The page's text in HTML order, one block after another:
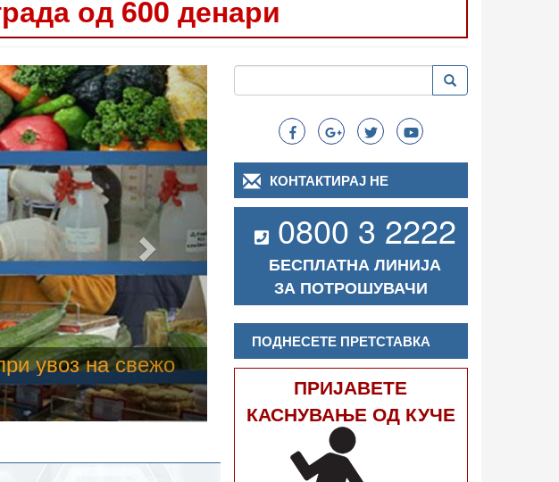
од 600 денари
се и за
региони ќе достигне 40
Следно
Search
Пребарување Пребарување
КОНТАКТИРАЈ НЕ
0800 3 2222
БЕСПЛАТНА ЛИНИЈА
ЗА ПОТРОШУВАЧИ
ПОДНЕСЕТЕ ПРЕТСТАВКА
ПРИЈАВЕТЕ
КАСНУВАЊЕ ОД КУЧЕ